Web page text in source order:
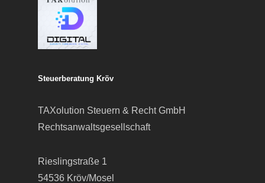
Steuerberatung Kröv
TAXolution Steuern & Recht GmbH
Rechtsanwaltsgesellschaft
Rieslingstraße 1
54536 Kröv/Mosel